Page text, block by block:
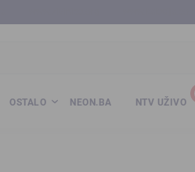
OSTALO NEON.BA NTV UŽIVO